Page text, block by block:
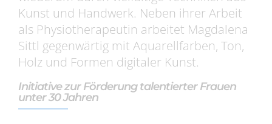
Kunst und Handwerk. Neben ihrer Arbeit
als Physiotherapeutin arbeitet Magdalena
Sittl gegenwärtig mit Aquarellfarben, Ton,
Holz und Formen digitaler Kunst.
Initiative zur Förderung talentierter Frauen
unter 30 Jahren